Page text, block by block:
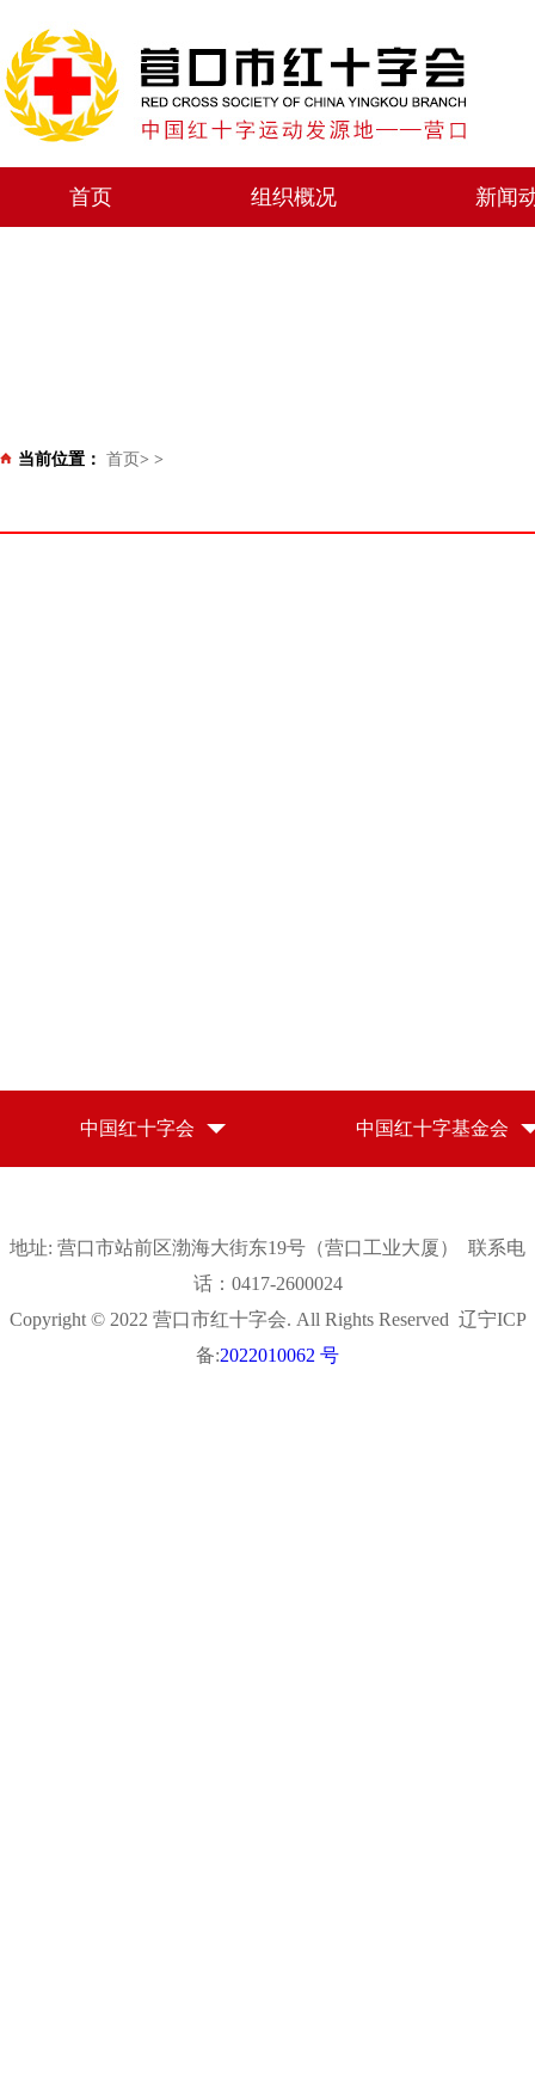
首页 组织概况 新闻
当前位置： 首页 > >
中国红十字会 中国红十字基金会
地址: 营口市站前区渤海大街东19号（营口工业大厦） 联系电
话：0417-2600024
Copyright © 2022 营口市红十字会. All Rights Reserved 辽宁ICP
备:2022010062 号